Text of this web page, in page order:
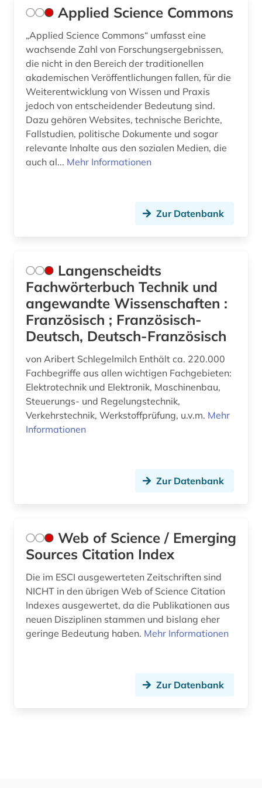
Philosophie (0)
Physik (0)
Politologie (0)
Psychologie (0)
Romanistik (0)
Sport (0)
Theologie und Religionswissenschaften (0)
Werkstoffwissenschaften und
Fertigungstechnik (1)
Wirtschaftswissenschaften (0)
Museumswesen (0)
Applied Science Commons
„Applied Science Commons“ umfasst eine
wachsende Zahl von Forschungsergebnissen,
die nicht in den Bereich der traditionellen
akademischen Veröffentlichungen fallen, für die
Weiterentwicklung von Wissen und Praxis
jedoch von entscheidender Bedeutung sind.
Dazu gehören Websites, technische Berichte,
Fallstudien, politische Dokumente und sogar
relevante Inhalte aus den sozialen Medien, die
auch al... Mehr Informationen
Zur Datenbank
Langenscheidts
Fachwörterbuch Technik und
angewandte Wissenschaften :
Französisch ; Französisch-
Deutsch, Deutsch-Französisch
von Aribert Schlegelmilch Enthält ca. 220.000
Fachbegriffe aus allen wichtigen Fachgebieten:
Elektrotechnik und Elektronik, Maschinenbau,
Steuerungs- und Regelungstechnik,
Verkehrstechnik, Werkstoffprüfung, u.v.m. Mehr
Informationen
Zur Datenbank
Web of Science / Emerging
Sources Citation Index
Die im ESCI ausgewerteten Zeitschriften sind
NICHT in den übrigen Web of Science Citation
Indexes ausgewertet, da die Publikationen aus
neuen Disziplinen stammen und bislang eher
geringe Bedeutung haben. Mehr Informationen
Zur Datenbank